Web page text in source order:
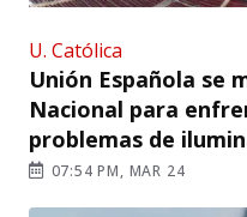
U. Católica
Unión Española se
Nacional para
problemas de
07:54 PM, MAR 24